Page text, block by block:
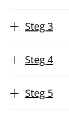
Steg 3
Steg 4
Steg 5